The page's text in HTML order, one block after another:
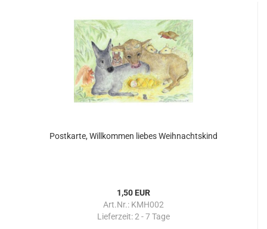
Postkarte, Willkommen liebes Weihnachtskind
1,50 EUR
Art.Nr.: KMH002
Lieferzeit:2 - 7 Tage